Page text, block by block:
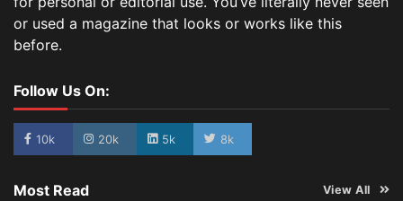
or used a magazine that looks or works like this
before.
Follow Us On:
10k 20k 5k 8k
Most Read View All